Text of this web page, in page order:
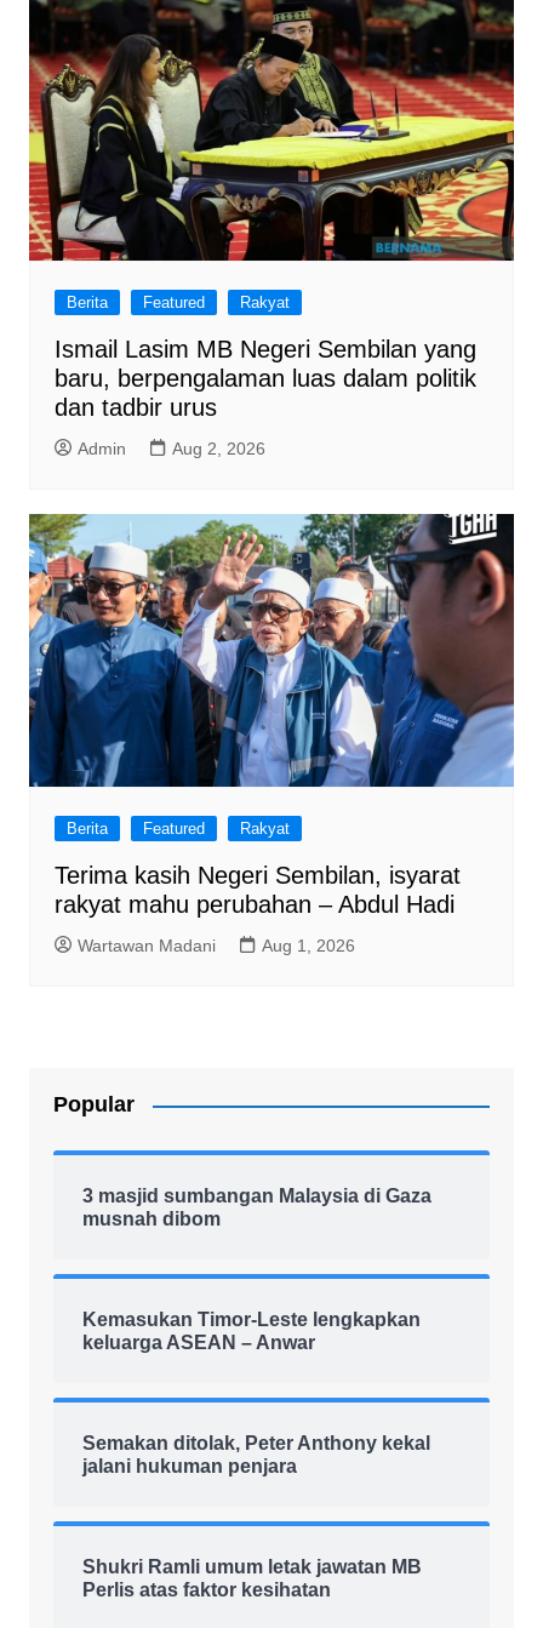
Berita Featured Rakyat
Ismail Lasim MB Negeri Sembilan yang
baru, berpengalaman luas dalam politik
dan tadbir urus
Admin Aug 2, 2026
Berita Featured Rakyat
Terima kasih Negeri Sembilan, isyarat
rakyat mahu perubahan – Abdul Hadi
Wartawan Madani Aug 1, 2026
Popular
3 masjid sumbangan Malaysia di Gaza
musnah dibom
Kemasukan Timor-Leste lengkapkan
keluarga ASEAN – Anwar
Semakan ditolak, Peter Anthony kekal
jalani hukuman penjara
Shukri Ramli umum letak jawatan MB
Perlis atas faktor kesihatan